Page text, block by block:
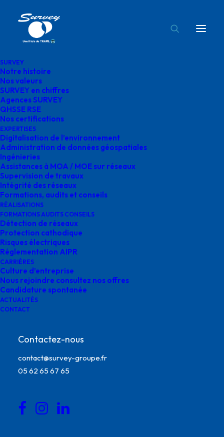
SURVEY
Notre histoire
Nos valeurs
SURVEY en chiffres
Agences SURVEY
QHSSE RSE
Nos certifications
EXPERTISES
Digitalisation de l’environnement
Administration de données géospatiales
Ingénieries
Assistances à MOA / MOE sur réseaux
Supervision de travaux
Intégrité des réseaux
Formations, audits et conseils
RÉALISATIONS
FORMATIONS AUDITS CONSEILS
Détection de réseaux
Protection cathodique
Risques électriques
Réglementation AIPR
CARRIÈRES
Culture d’entreprise
Nous rejoindre consultez nos offres
Candidature spontanée
ACTUALITÉS
CONTACT
Contactez-nous
contact@survey-groupe.fr
05 62 65 67 65
mise en place administration données
Accueil
mise en place administration données géospatiales survey
mise en place
administration
données géospatiales
survey
survey